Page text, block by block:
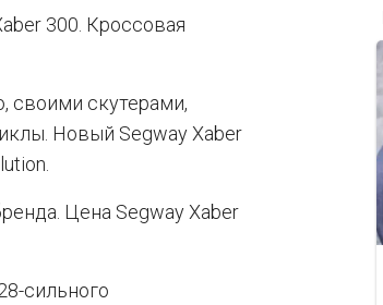
300. Кроссовая
своими скутерами,
Новый Segway Xaber
Цена Segway Xaber
сильного